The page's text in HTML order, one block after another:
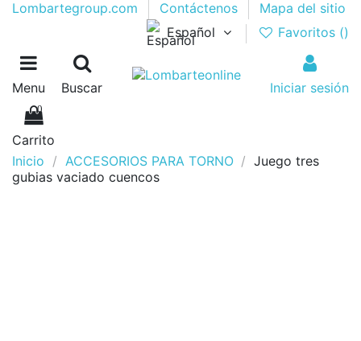
Lombartegroup.com Contáctenos
Mapa del sitio
Español
Favoritos ()
Menu Buscar Iniciar sesión
0
Carrito
Inicio
ACCESORIOS PARA TORNO
Juego tres
gubias vaciado cuencos